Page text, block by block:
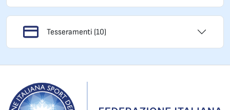
Tesseramenti (10)